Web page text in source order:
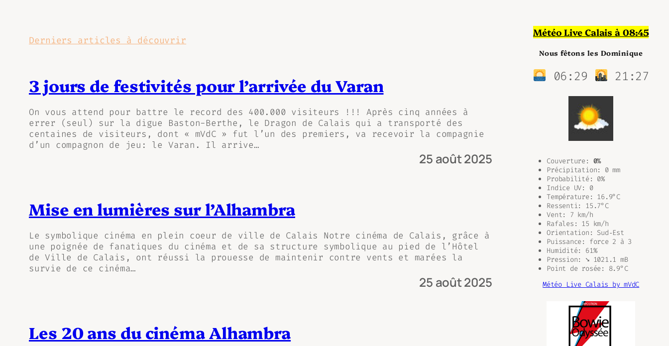
Derniers articles à découvrir
3 jours de festivités pour l’arrivée du Varan
On vous attend pour battre le record des 400.000 visiteurs !!! Après cinq années à
errer (seul) sur la digue Baston-Berthe, le Dragon de Calais qui a transporté des
centaines de visiteurs, dont « mVdC » fut l’un des premiers, va recevoir la compagnie
d’un compagnon de jeu: le Varan. Il arrive…
25 août 2025
Mise en lumières sur l’Alhambra
Le symbolique cinéma en plein coeur de ville de Calais Notre cinéma de Calais, grâce à
une poignée de fanatiques du cinéma et de sa structure symbolique au pied de l’Hôtel
de Ville de Calais, ont réussi la prouesse de maintenir contre vents et marées la
survie de ce cinéma…
25 août 2025
Les 20 ans du cinéma Alhambra
Météo Live Calais à 08:45
Nous fêtons les Dominique
06:29 21:27
Couverture: 0%
Précipitation: 0 mm
Probabilité: 0%
Indice UV: 0
Température: 16.9°C
Ressenti: 15.7°C
Vent: 7 km/h
Rafales: 15 km/h
Orientation: Sud‑Est
Puissance: force 2 à 3
Humidité: 61%
Pression: ➘ 1021.1 mB
Point de rosée: 8.9°C
Météo Live Calais by mVdC